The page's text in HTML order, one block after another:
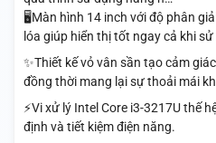
🖥️Màn hình 14 inch với độ phân
lóa giúp hiển thị tốt ngay cả khi
✨Thiết kế vỏ vân sần tạo cảm
đồng thời mang lại sự thoải mái
⚡Vi xử lý Intel Core i3-3217U thế
định và tiết kiệm điện năng.